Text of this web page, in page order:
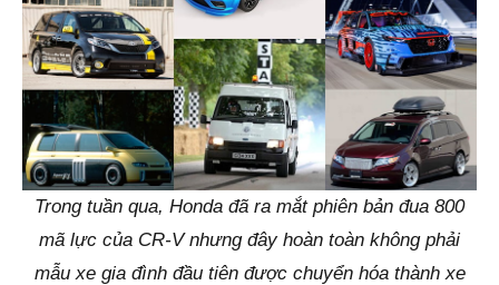
Trong tuần qua, Honda đã ra mắt phiên bản đua 800
mã lực của CR-V nhưng đây hoàn toàn không phải
mẫu xe gia đình đầu tiên được chuyển hóa thành xe